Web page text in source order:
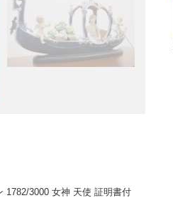
1782/3000 女神 天使 証明書付